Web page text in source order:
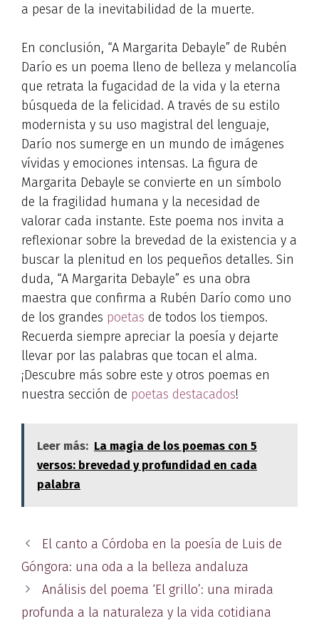
a pesar de la inevitabilidad de la muerte.
En conclusión, “A Margarita Debayle” de Rubén
Darío es un poema lleno de belleza y melancolía
que retrata la fugacidad de la vida y la eterna
búsqueda de la felicidad. A través de su estilo
modernista y su uso magistral del lenguaje,
Darío nos sumerge en un mundo de imágenes
vívidas y emociones intensas. La figura de
Margarita Debayle se convierte en un símbolo
de la fragilidad humana y la necesidad de
valorar cada instante. Este poema nos invita a
reflexionar sobre la brevedad de la existencia y a
buscar la plenitud en los pequeños detalles. Sin
duda, “A Margarita Debayle” es una obra
maestra que confirma a Rubén Darío como uno
de los grandes poetas de todos los tiempos.
Recuerda siempre apreciar la poesía y dejarte
llevar por las palabras que tocan el alma.
¡Descubre más sobre este y otros poemas en
nuestra sección de poetas destacados!
Leer más: La magia de los poemas con 5
versos: brevedad y profundidad en cada
palabra
El canto a Córdoba en la poesía de Luis de
Góngora: una oda a la belleza andaluza
Análisis del poema ‘El grillo’: una mirada
profunda a la naturaleza y la vida cotidiana